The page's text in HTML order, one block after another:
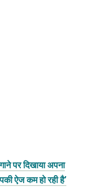
पर दिखाया अपना
ऐज कम हो रही है’